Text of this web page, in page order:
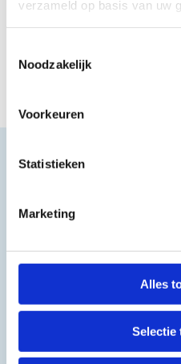
verzameld op basis van uw
Noodzakelijk
Voorkeuren
Statistieken
Marketing
Alles
Selectie